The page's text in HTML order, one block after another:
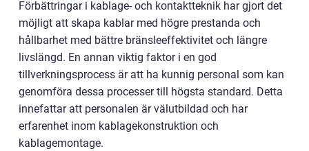
Förbättringar i kablage- och kontaktteknik har gjort det
möjligt att skapa kablar med högre prestanda och
hållbarhet med bättre bränsleeffektivitet och längre
livslängd. En annan viktig faktor i en god
tillverkningsprocess är att ha kunnig personal som kan
genomföra dessa processer till högsta standard. Detta
innefattar att personalen är välutbildad och har
erfarenhet inom kablagekonstruktion och
kablagemontage.